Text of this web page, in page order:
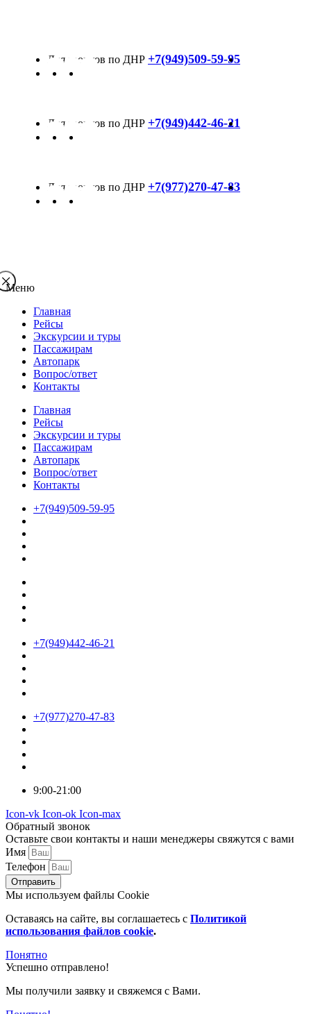
+7(949)509-59-95
+7(949)442-46-21
+7(977)270-47-83
Меню
Главная
Рейсы
Экскурсии и туры
Пассажирам
Автопарк
Вопрос/ответ
Контакты
Главная
Рейсы
Экскурсии и туры
Пассажирам
Автопарк
Вопрос/ответ
Контакты
+7(949)509-59-95
+7(949)442-46-21
+7(977)270-47-83
9:00-21:00
Icon-vk Icon-ok Icon-max
Обратный звонок
Оставьте свои контакты и наши менеджеры свяжутся с вами
Имя
Телефон
Отправить
Мы используем файлы Cookie
Оставаясь на сайте, вы соглашаетесь c Политикой
использования файлов cookie.
Понятно
Успешно отправлено!
Мы получили заявку и свяжемся с Вами.